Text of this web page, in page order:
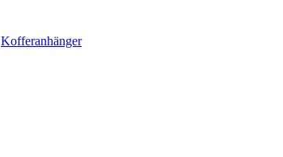
Kofferanhänger